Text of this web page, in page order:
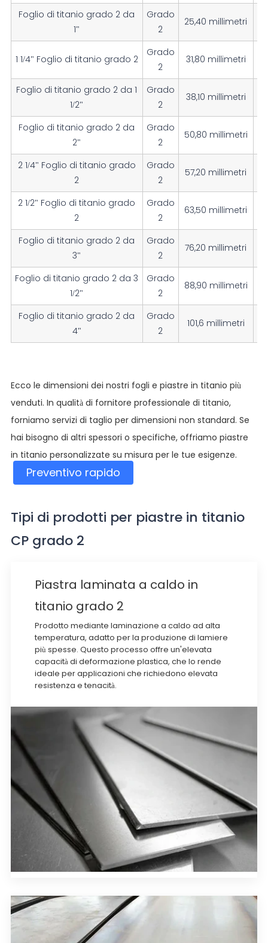
Foglio di titanio grado 2 da
1"
Grado
2
25,40 millimetri
1 1/4" Foglio di titanio grado 2
Grado
2
31,80 millimetri
Foglio di titanio grado 2 da 1
1/2"
Grado
2
38,10 millimetri
Foglio di titanio grado 2 da
2"
Grado
2
50,80 millimetri
2 1/4" Foglio di titanio grado
2
Grado
2
57,20 millimetri
2 1/2" Foglio di titanio grado
2
Grado
2
63,50 millimetri
Foglio di titanio grado 2 da
3"
Grado
2
76,20 millimetri
Foglio di titanio grado 2 da 3
1/2"
Grado
2
88,90 millimetri
Foglio di titanio grado 2 da
4"
Grado
2
101,6 millimetri
Ecco le dimensioni dei nostri fogli e piastre in titanio più
venduti. In qualità di fornitore professionale di titanio,
forniamo servizi di taglio per dimensioni non standard. Se
hai bisogno di altri spessori o specifiche, offriamo piastre
in titanio personalizzate su misura per le tue esigenze.
Preventivo rapido
Tipi di prodotti per piastre in titanio
CP grado 2
Piastra laminata a caldo in
titanio grado 2
Prodotto mediante laminazione a caldo ad alta
temperatura, adatto per la produzione di lamiere
più spesse. Questo processo offre un'elevata
capacità di deformazione plastica, che lo rende
ideale per applicazioni che richiedono elevata
resistenza e tenacità.